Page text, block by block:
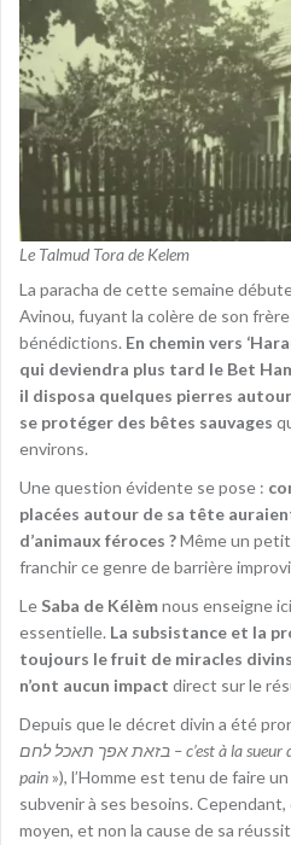
Le Talmud Tora de Kelem
La paracha de cette semaine
Avinou, fuyant la colère de son frère
bénédictions. En chemin vers
qui deviendra plus tard le Bet
il disposa quelques pierres
se protéger des bêtes sauvages
environs.
Une question évidente se pose :
placées autour de sa tête
d’animaux féroces ?Même un
franchir ce genre de barrière
Le Saba de Kélèmnous enseigne
essentielle. La subsistance et la
toujours le fruit de miracles
n’ont aucun impact direct sur le
Depuis que le décret divin a été
בזאת אפך תאכל לחם – c’est à la sueur de ton front que tu mangeras ton
pain»), l’Homme est tenu de faire
subvenir à ses besoins.
moyen, et non la cause de sa